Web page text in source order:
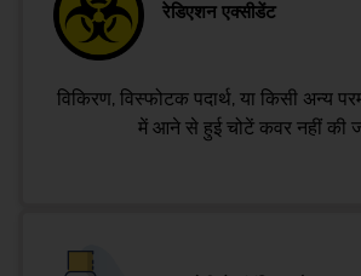
रेडिएशन एक्सीडेंट
विकिरण, विस्फोटक पदार्थ, या किसी अन्य
में आने से हुई चोटें कवर नहीं की